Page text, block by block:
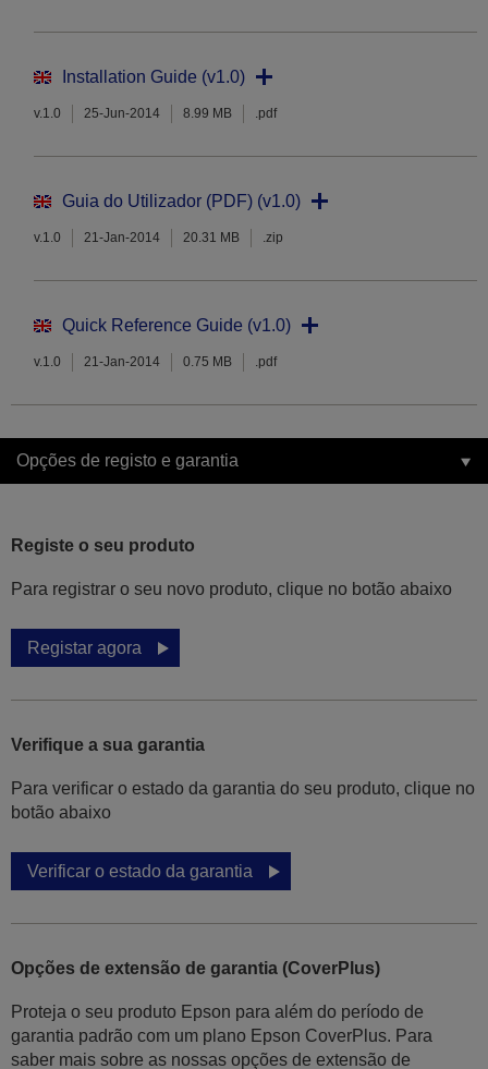
Installation Guide (v1.0)
v.1.0 25-Jun-2014 8.99 MB .pdf
Guia do Utilizador (PDF) (v1.0)
v.1.0 21-Jan-2014 20.31 MB .zip
Quick Reference Guide (v1.0)
v.1.0 21-Jan-2014 0.75 MB .pdf
Opções de registo e garantia
Registe o seu produto
Para registrar o seu novo produto, clique no botão abaixo
Registar agora
Verifique a sua garantia
Para verificar o estado da garantia do seu produto, clique no
botão abaixo
Verificar o estado da garantia
Opções de extensão de garantia (CoverPlus)
Proteja o seu produto Epson para além do período de
garantia padrão com um plano Epson CoverPlus. Para
saber mais sobre as nossas opções de extensão de